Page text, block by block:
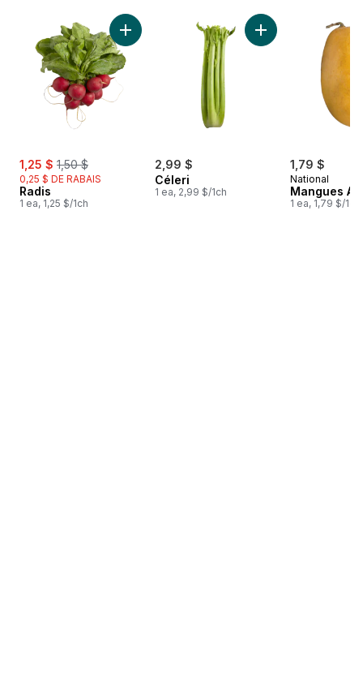
sauter Meilleures ventes
sale:
1,25 $ , formerly:
1,50 $
0,25 $ DE RABAIS
Radis
1 ea, 1,25 $/1ch
Ajouter Radis au panier
2,99 $
Céleri
1 ea, 2,99 $/1ch
Ajouter Céleri au
1,79 $
National
Mangues
1 ea, 1,79 $/1ch